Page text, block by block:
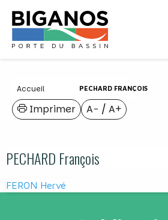
Accueil PECHARD FRANÇOIS
A− / A+
Imprimer
PECHARD François
Navigation
FERON Hervé